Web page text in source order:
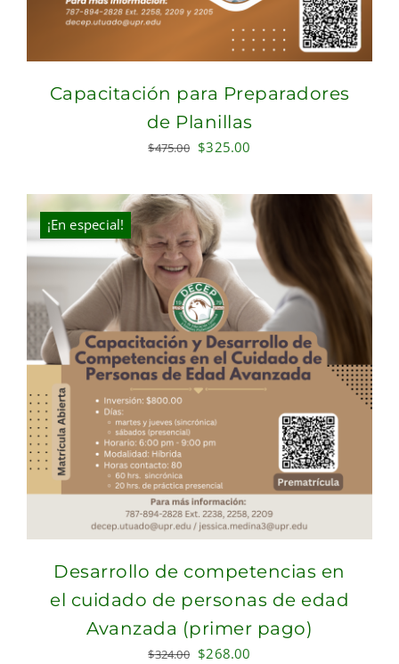
Capacitación para Preparadores
de Planillas
$475.00 Original
was:
$475.00.
$325.00
is:
$325.00.
¡En especial!
Desarrollo de competencias en
el cuidado de personas de edad
Avanzada (primer pago)
$324.00 Original
$268.00